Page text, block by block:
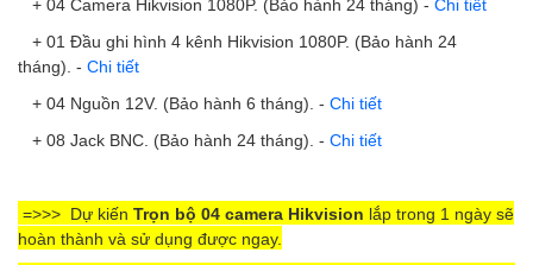
+ 04 Camera Hikvision 1080P. (Bảo hành 24 tháng) - Chi tiết
+ 01 Đầu ghi hình 4 kênh Hikvision 1080P. (Bảo hành 24
tháng). - Chi tiết
+ 04 Nguồn 12V. (Bảo hành 6 tháng). - Chi tiết
+ 08 Jack BNC. (Bảo hành 24 tháng). - Chi tiết
=>>> Dự kiến Trọn bộ 04 camera Hikvision lắp trong 1 ngày sẽ
hoàn thành và sử dụng được ngay.